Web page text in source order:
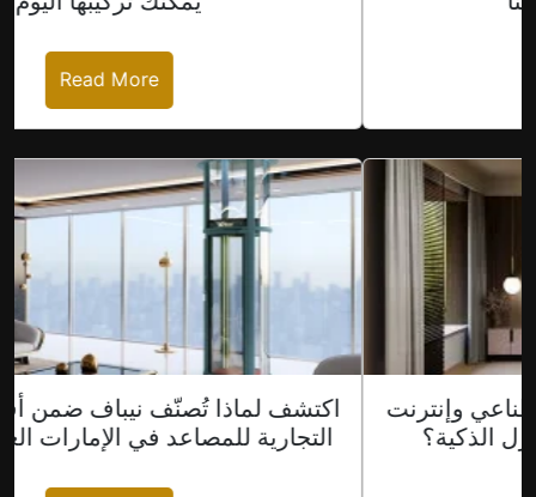
المصاعد السكنية مع الذكاء الاصطناعي وإنترنت
الأشياء: ما هو التالي في المنازل الذكية؟